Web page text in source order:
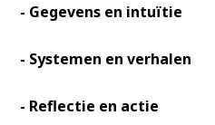
- Gegevens en intuïtie
- Systemen en verhalen
- Reflectie en actie